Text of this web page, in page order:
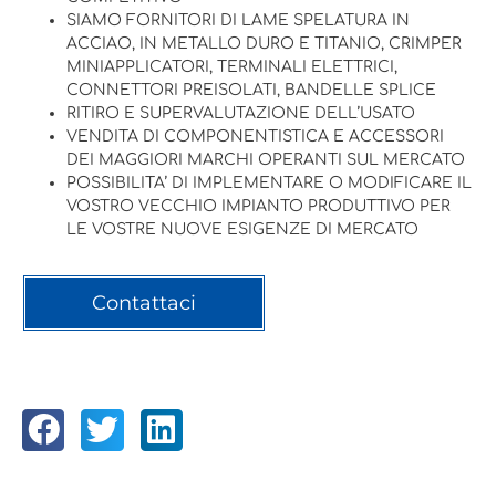
SIAMO FORNITORI DI LAME SPELATURA IN
ACCIAO, IN METALLO DURO E TITANIO, CRIMPER
MINIAPPLICATORI, TERMINALI ELETTRICI,
CONNETTORI PREISOLATI, BANDELLE SPLICE
RITIRO E SUPERVALUTAZIONE DELL’USATO
VENDITA DI COMPONENTISTICA E ACCESSORI
DEI MAGGIORI MARCHI OPERANTI SUL MERCATO
POSSIBILITA’ DI IMPLEMENTARE O MODIFICARE IL
VOSTRO VECCHIO IMPIANTO PRODUTTIVO PER
LE VOSTRE NUOVE ESIGENZE DI MERCATO
Contattaci